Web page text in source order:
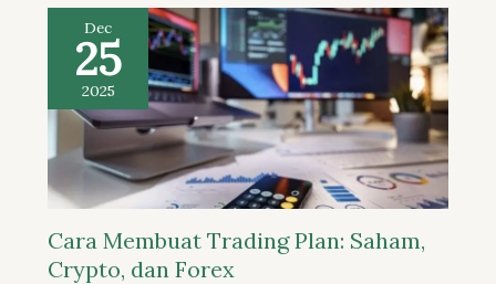
Dec
25
2025
Cara Membuat Trading Plan: Saham,
Crypto, dan Forex